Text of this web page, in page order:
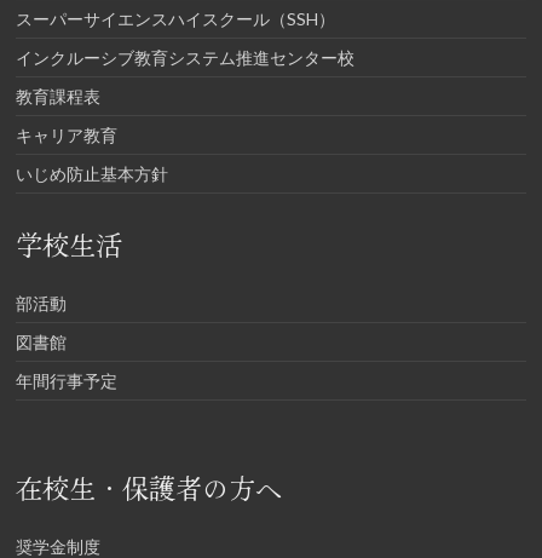
スーパーサイエンスハイスクール（SSH）
インクルーシブ教育システム推進センター校
教育課程表
キャリア教育
いじめ防止基本方針
学校生活
部活動
図書館
年間行事予定
在校生・保護者の方へ
奨学金制度